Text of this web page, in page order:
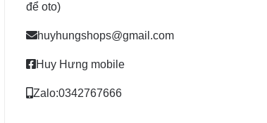
để oto)
huyhungshops@gmail.com
Huy Hưng mobile
Zalo:0342767666